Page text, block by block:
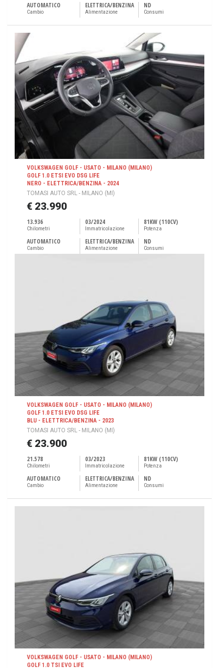
AUTOMATICO
Cambio
ELETTRICA/BENZINA
Alimentazione
ND
Consumi
VOLKSWAGEN GOLF - USATO - MILANO (MILANO)
GOLF 1.0 ETSI EVO DSG LIFE
NERO - ELETTRICA/BENZINA - 2024
TOMASI AUTO SRL - MILANO (MI)
€ 23.990
13.936
Chilometri
03/2024
Immatricolazione
81KW (110CV)
Potenza
AUTOMATICO
Cambio
ELETTRICA/BENZINA
Alimentazione
ND
Consumi
VOLKSWAGEN GOLF - USATO - MILANO (MILANO)
GOLF 1.0 ETSI EVO DSG LIFE
BLU - ELETTRICA/BENZINA - 2023
TOMASI AUTO SRL - MILANO (MI)
€ 23.900
21.578
Chilometri
03/2023
Immatricolazione
81KW (110CV)
Potenza
AUTOMATICO
Cambio
ELETTRICA/BENZINA
Alimentazione
ND
Consumi
VOLKSWAGEN GOLF - USATO - MILANO (MILANO)
GOLF 1.0 TSI EVO LIFE